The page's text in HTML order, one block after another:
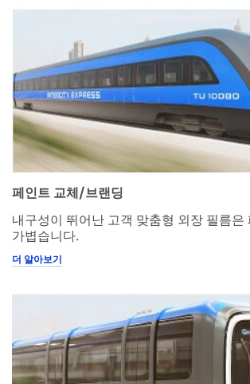
provided in
accordance
with our
Privacy
Policyto
send you
communicat
ions which
promotions,
product
information
and service
offers.
aware that
information
may be
stored on a
server
페인트 교체/브랜딩
내구성이 뛰어난 고객 맞춤형 외장 필름은
가볍습니다.
더 알아보기